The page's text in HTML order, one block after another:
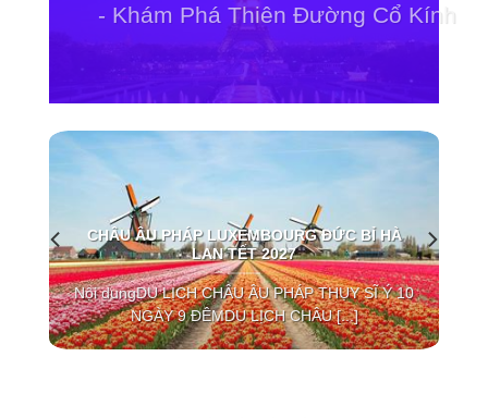
- Khám Phá Thiên Đường Cổ Kính
CHÂU ÂU PHÁP LUXEMBOURG ĐỨC BỈ HÀ
LAN TẾT 2027
Nội dungDU LỊCH CHÂU ÂU PHÁP THỤY SĨ Ý 10
NGÀY 9 ĐÊMDU LỊCH CHÂU [...]